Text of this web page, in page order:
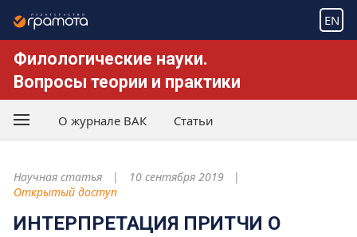
EN
Филологические науки.
Вопросы теории и практики
О журнале ВАК Статьи
Научная статья
10 сентября 2019
Открытый доступ
ИНТЕРПРЕТАЦИЯ ПРИТЧИ О